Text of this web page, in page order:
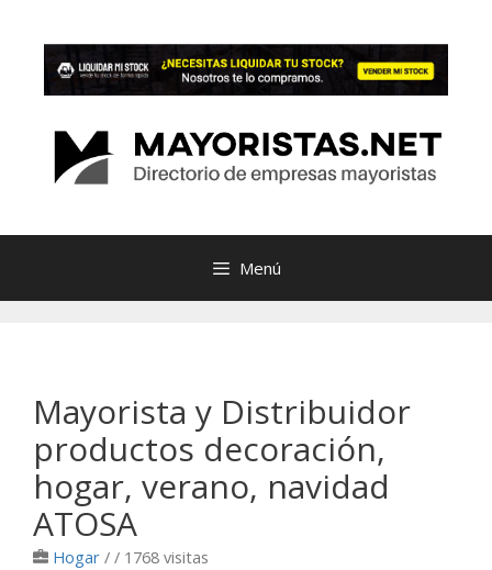
contenido
Menú
Mayorista y Distribuidor
productos decoración,
hogar, verano, navidad
ATOSA
Hogar / / 1768 visitas